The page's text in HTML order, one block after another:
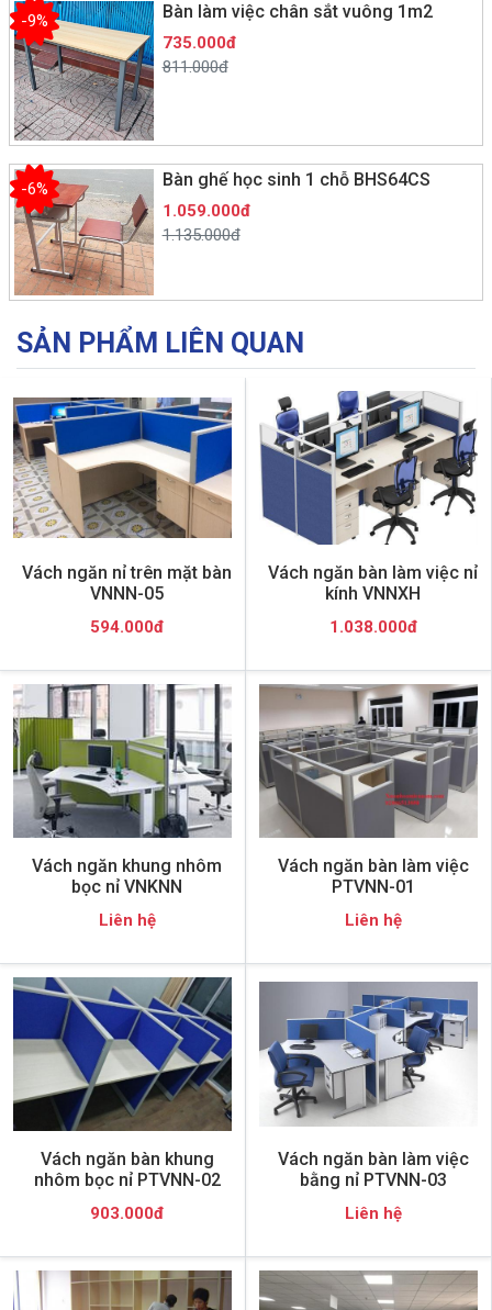
Bàn làm việc chân sắt vuông 1m2
-9%
735.000đ
811.000đ
Bàn ghế học sinh 1 chỗ BHS64CS
-6%
1.059.000đ
1.135.000đ
SẢN PHẨM LIÊN QUAN
Vách ngăn nỉ trên mặt bàn
VNNN-05
594.000đ
Vách ngăn bàn làm việc nỉ
kính VNNXH
1.038.000đ
Vách ngăn khung nhôm
bọc nỉ VNKNN
Liên hệ
Vách ngăn bàn làm việc
PTVNN-01
Liên hệ
Vách ngăn bàn khung
nhôm bọc nỉ PTVNN-02
903.000đ
Vách ngăn bàn làm việc
bằng nỉ PTVNN-03
Liên hệ